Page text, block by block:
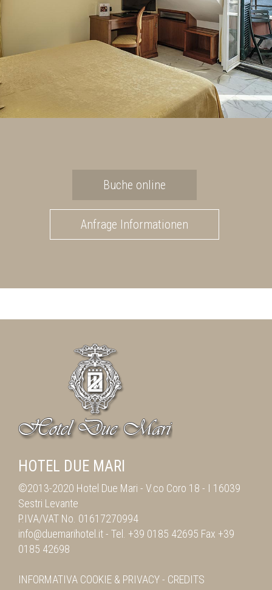
Buche online
Anfrage Informationen
HOTEL DUE MARI
©2013-2020 Hotel Due Mari - V.co Coro 18 - I 16039
Sestri Levante
P.IVA/VAT No. 01617270994
info@duemarihotel.it- Tel. +39 0185 42695 Fax +39
0185 42698
INFORMATIVA COOKIE & PRIVACY- CREDITS